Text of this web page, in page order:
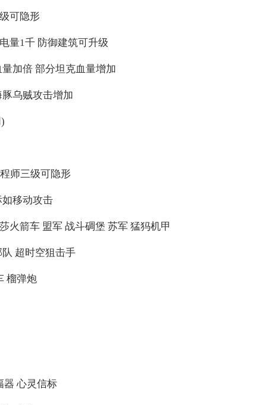
可隐形
量1千 防御建筑可升级
加倍 部分坦克血量增加
乌贼攻击增加
师三级可隐形
移动攻击
箭车 盟军 战斗碉堡 苏军 猛犸机甲
超时空狙击手
榴弹炮
心灵信标